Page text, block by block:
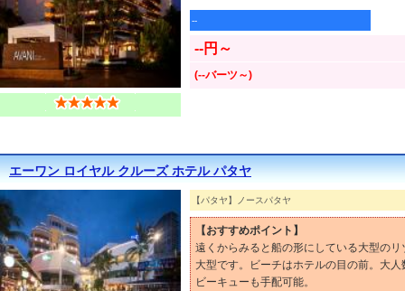
--
--円～
(--バーツ～)
エーワン ロイヤル クルーズ ホテル パタヤ
【パタヤ】ノースパタヤ
【おすすめポイント】
遠くからみると船の形にしている大型の
大型です。ビーチはホテルの目の前。大
ビーキューも手配可能。